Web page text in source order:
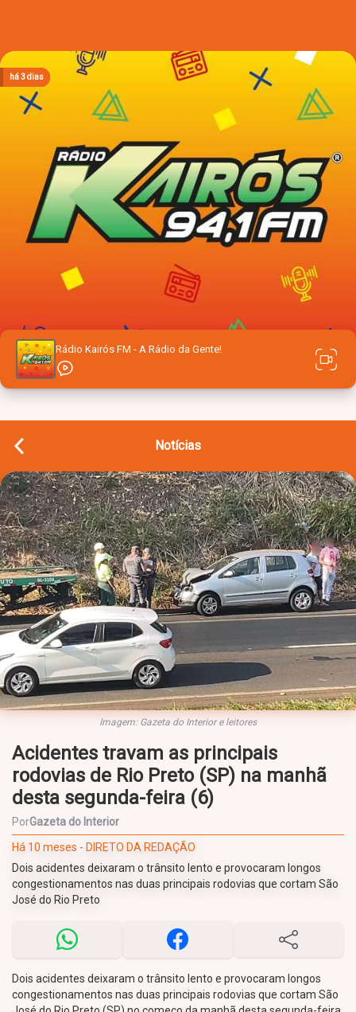
Rádio Kairós FM - A Rádio da Gente!
Notícias
Imagem: Gazeta do Interior e leitores
Acidentes travam as principais
rodovias de Rio Preto (SP) na manhã
desta segunda-feira (6)
PorGazeta do Interior
Há 10 meses - DIRETO DA REDAÇÃO
Dois acidentes deixaram o trânsito lento e provocaram longos
congestionamentos nas duas principais rodovias que cortam São
José do Rio Preto
Dois acidentes deixaram o trânsito lento e provocaram longos
congestionamentos nas duas principais rodovias que cortam São
há 3 dias
há 3 dias
há 3 dias
há 3 dias
há 3 dias